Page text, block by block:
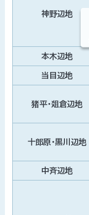
神野辺地
本木辺地
当目辺地
猪平・爼倉辺地
十郎原・黒川辺地
中斉辺地